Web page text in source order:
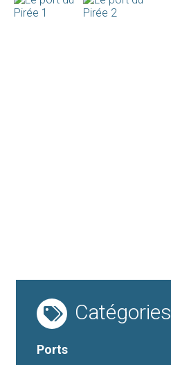
Catégories
Ports